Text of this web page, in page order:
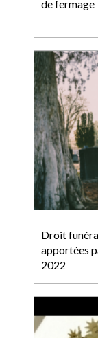
de fermage
Droit
apportées
2022